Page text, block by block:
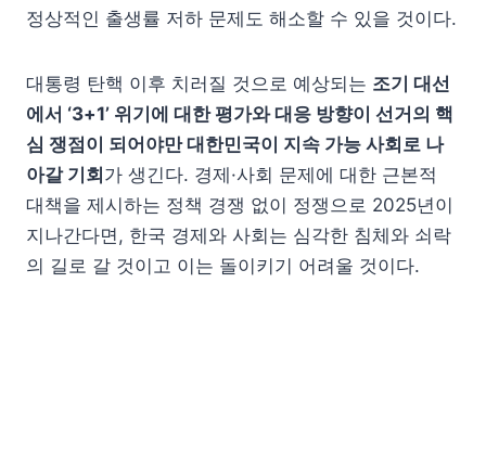
정상적인 출생률 저하 문제도 해소할 수 있을 것이다.
대통령 탄핵 이후 치러질 것으로 예상되는 조기 대선
에서 ‘3+1’ 위기에 대한 평가와 대응 방향이 선거의 핵
심 쟁점이 되어야만 대한민국이 지속 가능 사회로 나
아갈 기회가 생긴다. 경제·사회 문제에 대한 근본적
대책을 제시하는 정책 경쟁 없이 정쟁으로 2025년이
지나간다면, 한국 경제와 사회는 심각한 침체와 쇠락
의 길로 갈 것이고 이는 돌이키기 어려울 것이다.